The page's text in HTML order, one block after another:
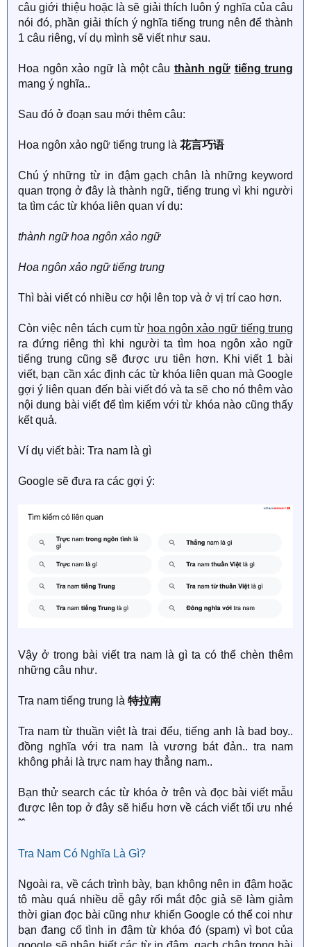
câu giới thiệu hoặc là sẽ giải thích luôn ý nghĩa của câu
nói đó, phần giải thích ý nghĩa tiếng trung nên để thành
1 câu riêng, ví dụ mình sẽ viết như sau.
Hoa ngôn xảo ngữ là một câu thành ngữ tiếng trung
mang ý nghĩa..
Sau đó ở đoạn sau mới thêm câu:
Hoa ngôn xảo ngữ tiếng trung là 花言巧语
Chú ý những từ in đậm gạch chân là những keyword
quan trọng ở đây là thành ngữ, tiếng trung vì khi người
ta tìm các từ khóa liên quan ví dụ:
thành ngữ hoa ngôn xảo ngữ
Hoa ngôn xảo ngữ tiếng trung
Thì bài viết có nhiều cơ hội lên top và ở vị trí cao hơn.
Còn việc nên tách cụm từ hoa ngôn xảo ngữ tiếng trung
ra đứng riêng thì khi người ta tìm hoa ngôn xảo ngữ
tiếng trung cũng sẽ được ưu tiên hơn. Khi viết 1 bài
viết, bạn cần xác định các từ khóa liên quan mà Google
gợi ý liên quan đến bài viết đó và ta sẽ cho nó thêm vào
nội dung bài viết để tìm kiếm với từ khóa nào cũng thấy
kết quả.
Ví dụ viết bài: Tra nam là gì
Google sẽ đưa ra các gợi ý:
Vậy ở trong bài viết tra nam là gì ta có thể chèn thêm
những câu như.
Tra nam tiếng trung là 特拉南
Tra nam từ thuần việt là trai đểu, tiếng anh là bad boy..
đồng nghĩa với tra nam là vương bát đản.. tra nam
không phải là trực nam hay thẳng nam..
Bạn thử search các từ khóa ở trên và đọc bài viết mẫu
được lên top ở đây sẽ hiểu hơn về cách viết tối ưu nhé
ˆˆ
Tra Nam Có Nghĩa Là Gì?
Ngoài ra, về cách trình bày, bạn không nên in đậm hoặc
tô màu quá nhiều dễ gây rối mắt độc giả sẽ làm giảm
thời gian đọc bài cũng như khiến Google có thể coi như
bạn đang cố tình in đậm từ khóa đó (spam) vì bot của